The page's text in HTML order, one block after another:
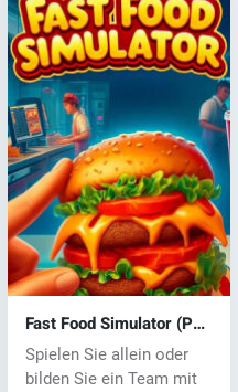
Fast Food Simulator (PC)
key
Spielen Sie allein oder
bilden Sie ein Team mit